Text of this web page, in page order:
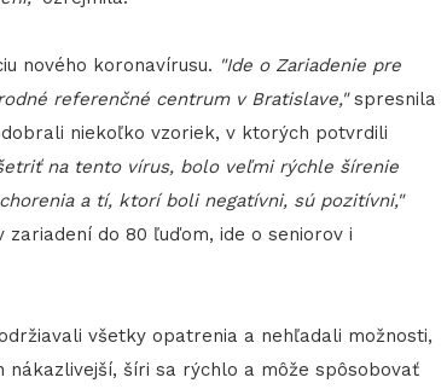
nového koronavírusu. "Ide o Zariadenie pre
referenčné centrum v Bratislave,"spresnila
niekoľko vzoriek, v ktorých potvrdili
na tento vírus, bolo veľmi rýchle šírenie
a tí, ktorí boli negatívni, sú pozitívni,"
do 80 ľuďom, ide o seniorov i
všetky opatrenia a nehľadali možnosti,
nákazlivejší, šíri sa rýchlo a môže spôsobovať